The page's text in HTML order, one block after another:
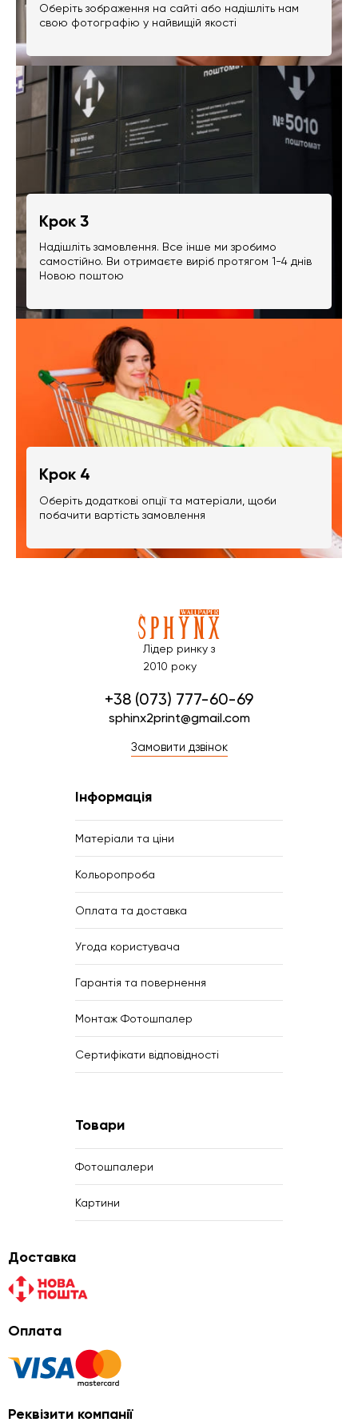
Оберіть зображення на сайті або надішліть нам
свою фотографію у найвищій якості
Крок 3
Надішліть замовлення. Все інше ми зробимо
самостійно. Ви отримаєте виріб протягом 1-4 днів
Новою поштою
Крок 4
Оберіть додаткові опції та матеріали, щоби
побачити вартість замовлення
Лідер ринку з
2010 року
+38 (073) 777-60-69
sphinx2print@gmail.com
Замовити дзвінок
Інформація
Матеріали та ціни
Кольоропроба
Оплата та доставка
Угода користувача
Гарантія та повернення
Монтаж Фотошпалер
Сертифікати відповідності
Товари
Фотошпалери
Картини
Доставка
Оплата
Реквізити компанії